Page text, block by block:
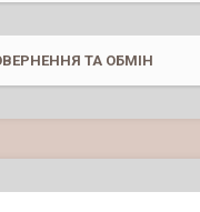
ТА ОБМІН